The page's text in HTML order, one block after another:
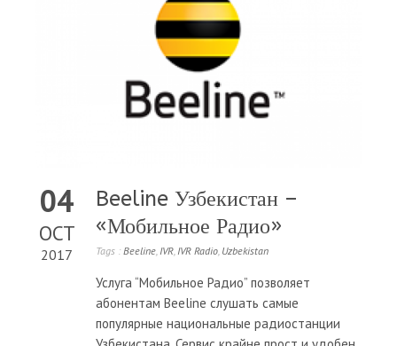
04
OCT
2017
Beeline Узбекистан –
«Мобильное Радио»
Tags : Beeline, IVR, IVR Radio, Uzbekistan
Услуга “Мобильное Радио” позволяет
абонентам Beeline слушать самые
популярные национальные радиостанции